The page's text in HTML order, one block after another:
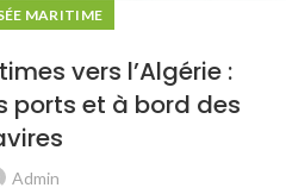
MARITIME
vers l’Algérie :
ports et à bord des
Admin